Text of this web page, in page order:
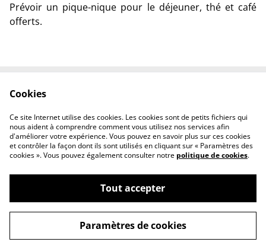
Prévoir un pique-nique pour le déjeuner, thé et café
offerts.
Politique de
confidentialité
Politique de cookies
©2026Atelier LaLuciole
powered by
Cookies
Ce site Internet utilise des cookies. Les cookies sont de petits fichiers qui
nous aident à comprendre comment vous utilisez nos services afin
d'améliorer votre expérience. Vous pouvez en savoir plus sur ces cookies
et contrôler la façon dont ils sont utilisés en cliquant sur « Paramètres des
cookies ». Vous pouvez également consulter notre politique de cookies.
Tout accepter
Paramètres de cookies